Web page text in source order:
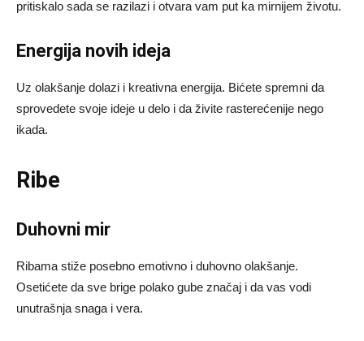
pritiskalo sada se razilazi i otvara vam put ka mirnijem životu.
Energija novih ideja
Uz olakšanje dolazi i kreativna energija. Bićete spremni da
sprovedete svoje ideje u delo i da živite rasterećenije nego
ikada.
Ribe
Duhovni mir
Ribama stiže posebno emotivno i duhovno olakšanje.
Osetićete da sve brige polako gube značaj i da vas vodi
unutrašnja snaga i vera.